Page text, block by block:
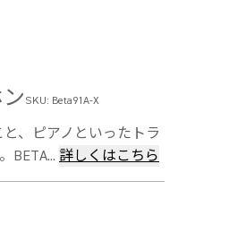
SKU: Beta91A-X
、ピアノといったトラ
BETA... 詳しくはこちら